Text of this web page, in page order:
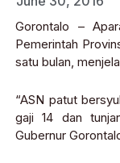
Gorontalo –
Pemerintah
satu bulan,
“ASN patut
gaji 14 dan
Gubernur